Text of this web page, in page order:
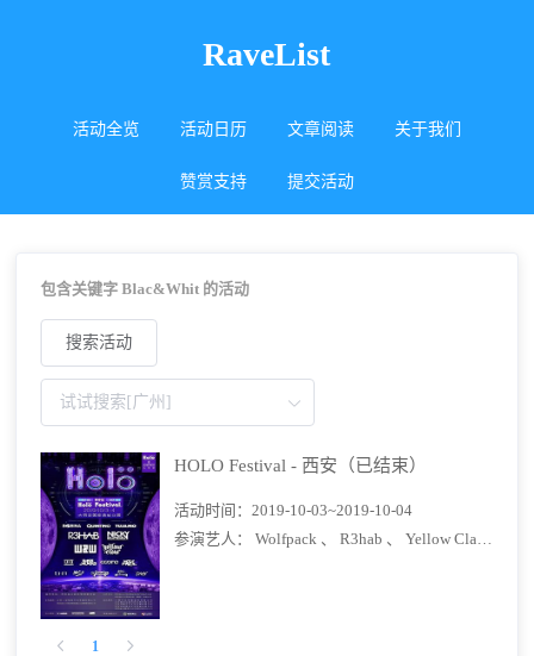
RaveList
活动全览 活动日历 文章阅读 关于我们
赞赏支持 提交活动
包含关键字 Blac&Whit 的活动
搜索活动
HOLO Festival - 西安（已结束）
活动时间：2019-10-03~2019-10-04
参演艺人：Wolfpack 、R3hab 、Yellow Claw 、
1